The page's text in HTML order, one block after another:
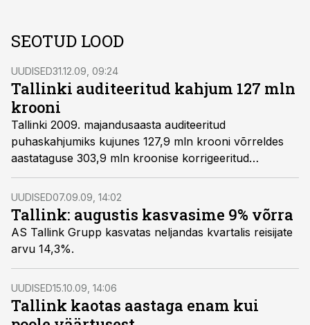
SEOTUD LOOD
UUDISED31.12.09, 09:24
Tallinki auditeeritud kahjum 127 mln
krooni
Tallinki 2009. majandusaasta auditeeritud
puhaskahjumiks kujunes 127,9 mln krooni võrreldes
aastataguse 303,9 mln kroonise korrigeeritud
kasumiga, teatas ettevõte börsile.
UUDISED07.09.09, 14:02
Tallink: augustis kasvasime 9% võrra
AS Tallink Grupp kasvatas neljandas kvartalis reisijate
arvu 14,3%.
UUDISED15.10.09, 14:06
Tallink kaotas aastaga enam kui